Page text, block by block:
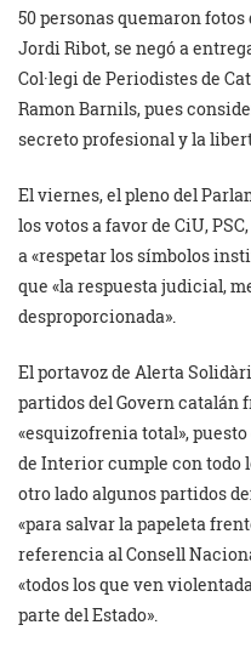
50 personas quemaron
Jordi Ribot, se negó a
Col·legi de Periodistes de
Ramon Barnils, pues
secreto profesional y la
El viernes, el pleno del
los votos a favor de CiU,
a «respetar los símbolos
que «la respuesta judicial,
desproporcionada».
El portavoz de Alerta
partidos del Govern catalán
«esquizofrenia total»,
de Interior cumple con todo
otro lado algunos partidos
«para salvar la papeleta
referencia al Consell
«todos los que ven
parte del Estado».